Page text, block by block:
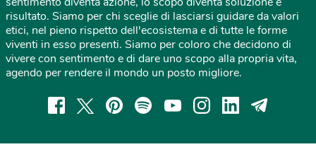
risultato. Siamo per chi sceglie di lasciarsi guidare da valori
etici, nel pieno rispetto dell'ecosistema e di tutte le forme
viventi in esso presenti. Siamo per coloro che decidono di
vivere con sentimento e di dare uno scopo alla propria vita,
agendo per rendere il mondo un posto migliore.